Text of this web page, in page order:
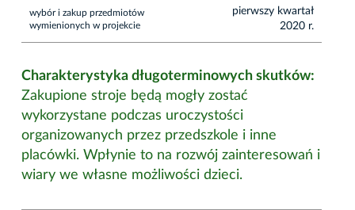
wybór i zakup przedmiotów
wymienionych w projekcie
pierwszy kwartał
2020 r.
Charakterystyka długoterminowych skutków:
Zakupione stroje będą mogły zostać
wykorzystane podczas uroczystości
organizowanych przez przedszkole i inne
placówki. Wpłynie to na rozwój zainteresowań i
wiary we własne możliwości dzieci.